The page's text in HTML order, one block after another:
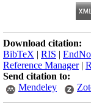
Download citation:
BibTeX | RIS |
Reference Manager|
Send citation to:
Mendeley